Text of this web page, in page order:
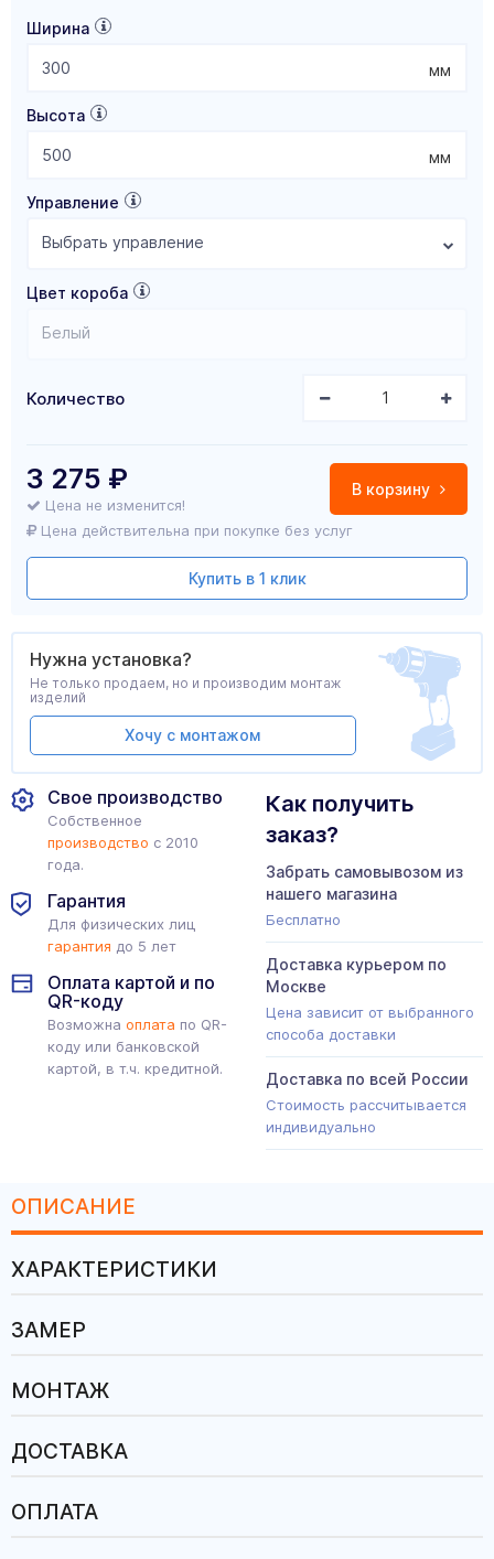
Ширина
мм
Высота
мм
Управление
Выбрать управление
Цвет короба
Белый
Количество
В корзину
3 275 ₽
Цена не изменится!
Цена действительна при покупке без услуг
Купить в 1 клик
Свое производство
Собственное
производство с 2010
года.
Гарантия
Для физических лиц
гарантия до 5 лет
Оплата картой и по
QR-коду
Возможна оплата по QR-
коду или банковской
картой, в т.ч. кредитной.
Как получить
заказ?
Забрать самовывозом из
нашего магазина
Бесплатно
Доставка курьером по
Москве
Цена зависит от выбранного
способа доставки
Доставка по всей России
Стоимость рассчитывается
индивидуально
Нужна установка?
Не только продаем, но и производим монтаж
изделий
Хочу с монтажом
ОПИСАНИЕ
ХАРАКТЕРИСТИКИ
ЗАМЕР
МОНТАЖ
ДОСТАВКА
ОПЛАТА